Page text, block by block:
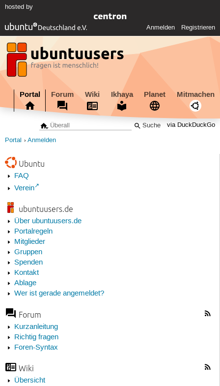
hosted by
Anmelden Registrieren
Portal Forum Wiki Ikhaya Planet Mitmachen
via DuckDuckGo
Portal Anmelden
Ubuntu
FAQ
Verein
ubuntuusers.de
Über ubuntuusers.de
Portalregeln
Mitglieder
Gruppen
Spenden
Kontakt
Ablage
Wer ist gerade angemeldet?
Forum
Kurzanleitung
Richtig fragen
Foren-Syntax
Wiki
Übersicht